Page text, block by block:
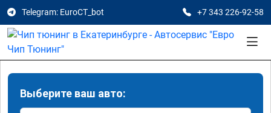
Telegram: EuroCT_bot +7 343 226-92-58
Выберите ваш авто: